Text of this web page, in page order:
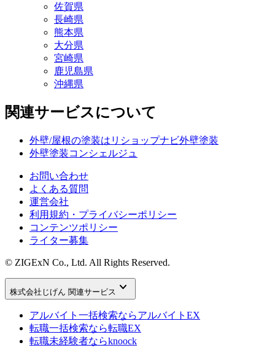
佐賀県
長崎県
熊本県
大分県
宮崎県
鹿児島県
沖縄県
関連サービスについて
外壁/屋根の塗装はリショップナビ外壁塗装
外壁塗装コンシェルジュ
お問い合わせ
よくある質問
運営会社
利用規約・プライバシーポリシー
コンテンツポリシー
ライター募集
© ZIGExN Co., Ltd. All Rights Reserved.
株式会社じげん 関連サービス keyboard_arrow_down
アルバイト一括検索ならアルバイトEX
転職一括検索なら転職EX
転職未経験者ならknoock